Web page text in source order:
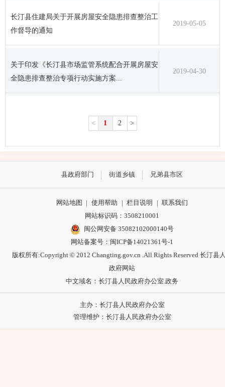
长汀县住建局关于开展房屋安全隐患排查整治工
作督导的通知
2019-05-05
关于印发《长汀县市场监管系统配合开展房屋安
全隐患排查整治专项行动实施方案...
2019-04-30
< 1 2 >
县政府部门 街道乡镇 兄弟县市区
网站地图 | 使用帮助 | 栏目说明 | 联系我们
网站标识码：3508210001
闽公网安备 35082102000140号
网站备案号： 闽ICP备14021361号-1
版权所有:Copyright © 2012 Changting.gov.cn .All Rights Reserved 长汀县
政府网站
中文域名：长汀县人民政府办公室.政务
主办：长汀县人民政府办公室
管理维护：长汀县人民政府办公室